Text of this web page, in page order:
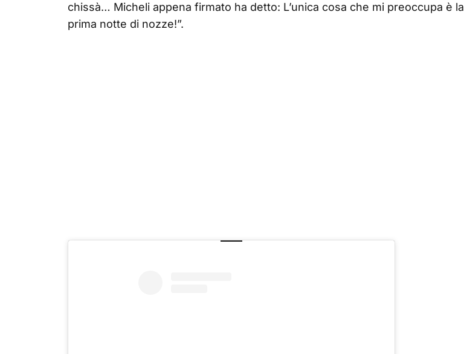
chissà… Micheli appena firmato ha detto: L’unica cosa che mi preoccupa è la
prima notte di nozze!”.